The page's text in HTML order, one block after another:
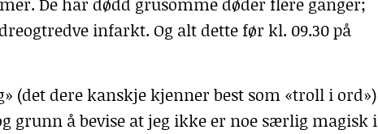
infarkt. Og alt dette før kl. 09.30 på
(det dere kanskje kjenner best som «troll i ord»)
grunn å bevise at jeg ikke er noe særlig magisk i